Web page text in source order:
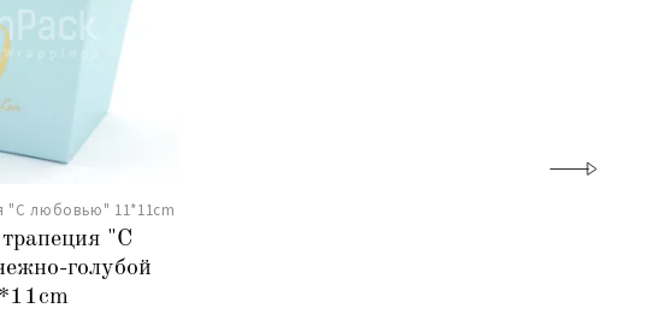
"С любовью" 11*11cm
"С
голубой